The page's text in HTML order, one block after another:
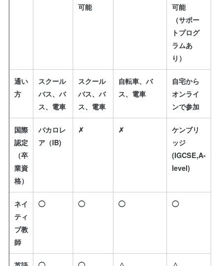
可能
可能
（サポー
トプログ
ラムあ
り）
通い
方
スクール
バス、バ
ス、電車
スクール
バス、バ
ス、電車
自転車、バ
ス、電車
自宅から
オンライ
ンで参加
国際
認定
（卒
業資
格）
バカロレ
ア（IB)
✗ ✗
ケンブリ
ッジ
(IGCSE,A-
level)
ネイ
ティ
ブ教
師
◯ ◯ ◯ ◯